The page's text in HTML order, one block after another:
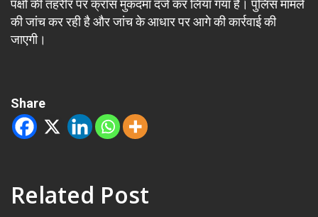
पक्षों की तहरीर पर क्रॉस मुकदमा दर्ज कर लिया गया है। पुलिस मामले
की जांच कर रही है और जांच के आधार पर आगे की कार्रवाई की
जाएगी।
Share
Related Post